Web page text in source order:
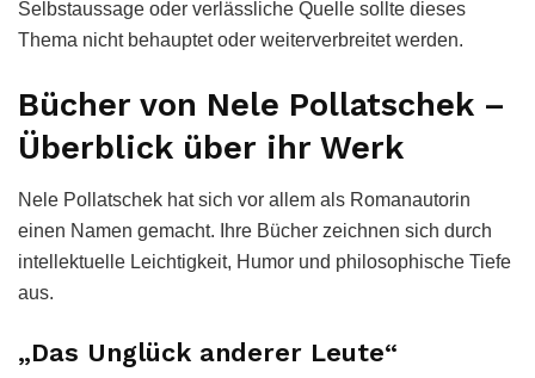
Selbstaussage oder verlässliche Quelle sollte dieses
Thema nicht behauptet oder weiterverbreitet werden.
Bücher von Nele Pollatschek –
Überblick über ihr Werk
Nele Pollatschek hat sich vor allem als Romanautorin
einen Namen gemacht. Ihre Bücher zeichnen sich durch
intellektuelle Leichtigkeit, Humor und philosophische Tiefe
aus.
„Das Unglück anderer Leute“